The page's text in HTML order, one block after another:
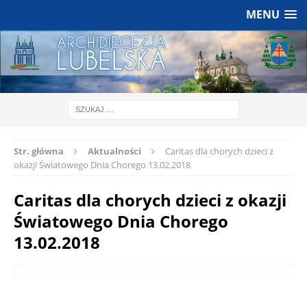
MENU
Str. główna Aktualności
Caritas dla chorych dzieci z
okazji Światowego Dnia Chorego 13.02.2018
Caritas dla chorych dzieci z okazji
Światowego Dnia Chorego
13.02.2018